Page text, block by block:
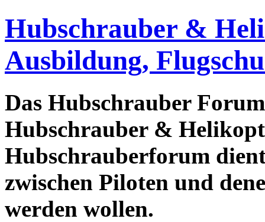
Hubschrauber &
Ausbildung,
Das Hubschrauber
Hubschrauber &
Hubschrauberforum
zwischen Piloten und
werden wollen.